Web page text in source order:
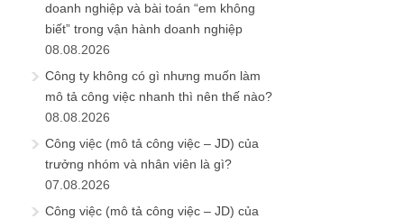
doanh nghiệp và bài toán “em không
biết” trong vận hành doanh nghiệp
08.08.2026
Công ty không có gì nhưng muốn làm
mô tả công việc nhanh thì nên thế nào?
08.08.2026
Công việc (mô tả công việc – JD) của
trưởng nhóm và nhân viên là gì?
07.08.2026
Công việc (mô tả công việc – JD) của